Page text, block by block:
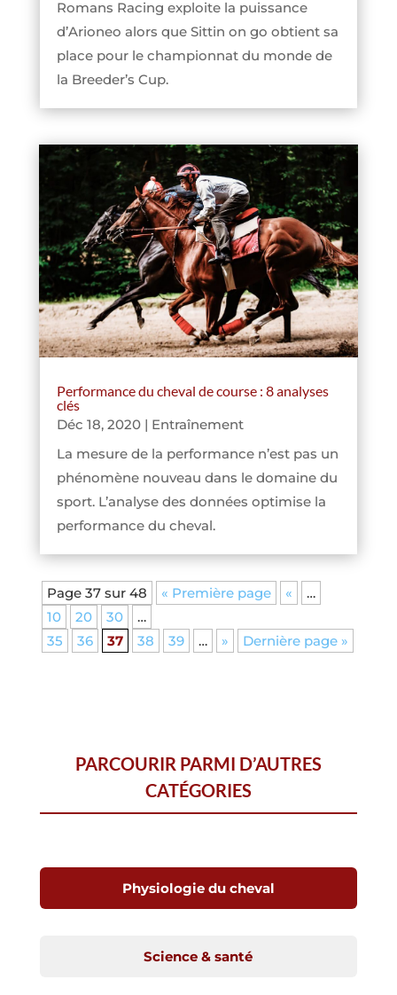
Romans Racing exploite la puissance
d’Arioneo alors que Sittin on go obtient sa
place pour le championnat du monde de
la Breeder’s Cup.
Performance du cheval de course : 8 analyses
clés
Déc 18, 2020| Entraînement
La mesure de la performance n’est pas un
phénomène nouveau dans le domaine du
sport. L’analyse des données optimise la
performance du cheval.
Page 37 sur 48 « Première page «
…
10
20 30
…
35
36 37 38 39 … » Dernière page »
PARCOURIR PARMI D’AUTRES
CATÉGORIES
Physiologie du cheval
Science & santé